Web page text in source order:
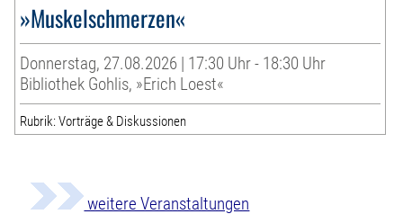
»Muskelschmerzen«
Donnerstag, 27.08.2026 | 17:30 Uhr - 18:30 Uhr
Bibliothek Gohlis, »Erich Loest«
Rubrik: Vorträge & Diskussionen
weitere Veranstaltungen